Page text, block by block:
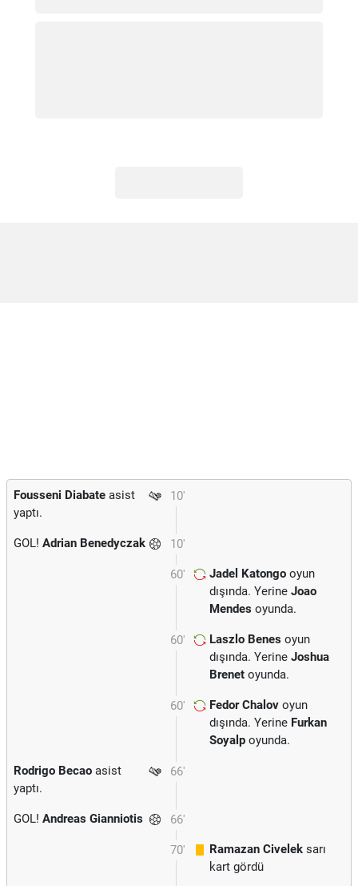
10'
Fousseni Diabate asist
yaptı.
10'
GOL! Adrian Benedyczak
60' Jadel Katongo oyun
dışında. Yerine Joao
Mendes oyunda.
60' Laszlo Benes oyun
dışında. Yerine Joshua
Brenet oyunda.
60' Fedor Chalov oyun
dışında. Yerine Furkan
Soyalp oyunda.
66'
Rodrigo Becao asist
yaptı.
66'
GOL! Andreas Gianniotis
70' Ramazan Civelek sarı
kart gördü